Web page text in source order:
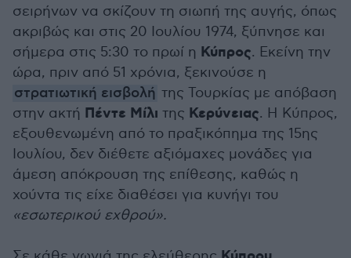
σειρήνων να σκίζουν τη σιωπή της αυγής, όπως
ακριβώς και στις 20 Ιουλίου 1974, ξύπνησε και
σήμερα στις 5:30 το πρωί η Κύπρος. Εκείνη την
ώρα, πριν από 51 χρόνια, ξεκινούσε η
στρατιωτική εισβολή της Τουρκίας με απόβαση
στην ακτή Πέντε Μίλι της Κερύνειας. Η Κύπρος,
εξουθενωμένη από το πραξικόπημα της 15ης
Ιουλίου, δεν διέθετε αξιόμαχες μονάδες για
άμεση απόκρουση της επίθεσης, καθώς η
χούντα τις είχε διαθέσει για κυνήγι του
«εσωτερικού εχθρού».